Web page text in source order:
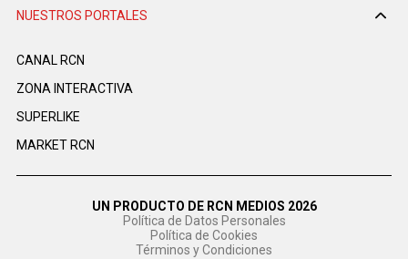
NUESTROS PORTALES
CANAL RCN
ZONA INTERACTIVA
SUPERLIKE
MARKET RCN
UN PRODUCTO DE RCN MEDIOS 2026
Política de Datos Personales
Política de Cookies
Términos y Condiciones